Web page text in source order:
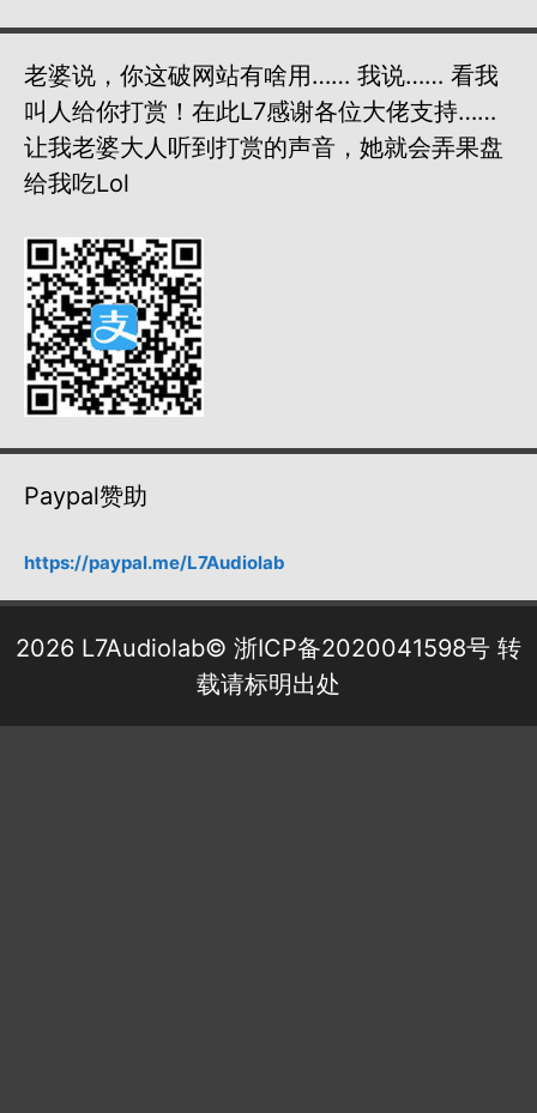
老婆说，你这破网站有啥用…… 我说…… 看我
叫人给你打赏！在此L7感谢各位大佬支持……
让我老婆大人听到打赏的声音，她就会弄果盘
给我吃lol
Paypal赞助
https://paypal.me/L7Audiolab
2026 L7Audiolab© 浙ICP备2020041598号 转
载请标明出处